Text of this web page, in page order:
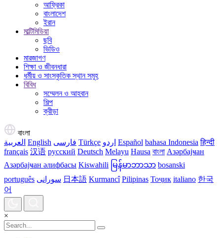
আফ্রিকা
বাংলাদেশ
ইরান
মাল্টিমিডিয়া
ছবি
ভিডিও
মারজাগণ
শিক্ষা ও জীবনধারা
ধর্মীয় ও সাংস্কৃতিক স্থান সমূহ
বিবিধ
সম্মেলন ও আহবান
শিল্প
ক্রীড়া
বাংলা
العربية English فارسی Türkçe اردو Español bahasa Indonesia हिन्दी
français 汉语 русский Deutsch Melayu Hausa বাংলা Азәрбајҹан
Азәрбајҹан әлифбасы Kiswahili မြန်မာဘာသာ bosanski
português سورانی 日本語 Kurmancî Pilipinas Тоҷик italiano 한국
어
×